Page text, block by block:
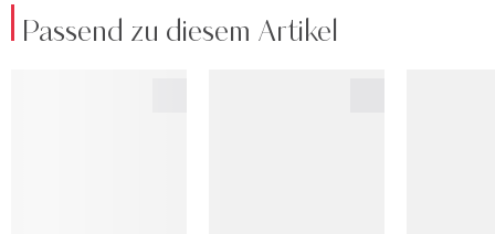
Passend zu diesem Artikel